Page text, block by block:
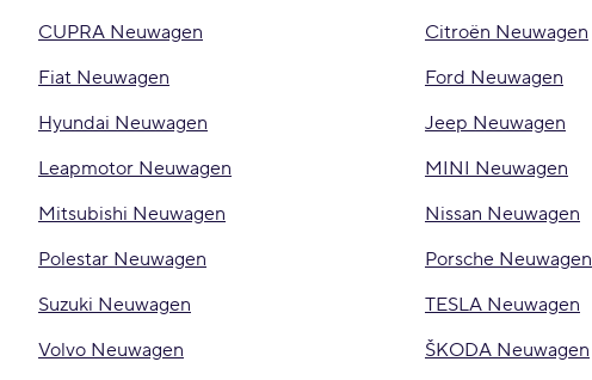
CUPRA Neuwagen
Citroën Neuwagen
Fiat Neuwagen
Ford Neuwagen
Hyundai Neuwagen
Jeep Neuwagen
Leapmotor Neuwagen
MINI Neuwagen
Mitsubishi Neuwagen
Nissan Neuwagen
Polestar Neuwagen
Porsche Neuwagen
Suzuki Neuwagen
TESLA Neuwagen
Volvo Neuwagen
ŠKODA Neuwagen